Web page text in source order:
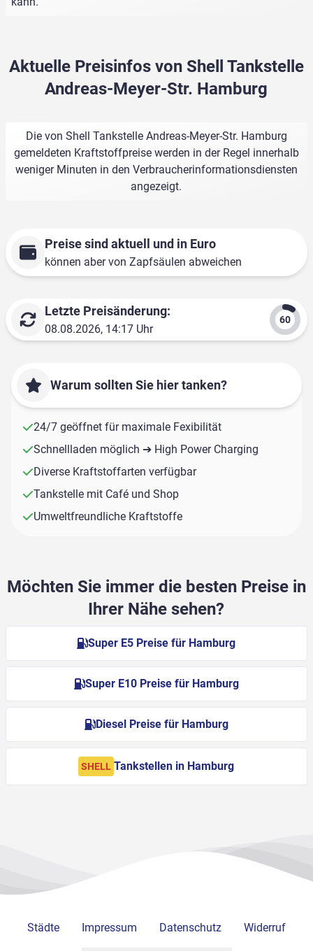
Aktuelle Preisinfos von Shell Tankstelle
Andreas-Meyer-Str. Hamburg
Die von Shell Tankstelle Andreas-Meyer-Str. Hamburg
gemeldeten Kraftstoffpreise werden in der Regel innerhalb
weniger Minuten in den Verbraucherinformationsdiensten
angezeigt.
Preise sind aktuell und in Euro
können aber von Zapfsäulen abweichen
Letzte Preisänderung:
08.08.2026, 14:17 Uhr
Warum sollten Sie hier tanken?
24/7 geöffnet für maximale Fexibilität
Schnellladen möglich ➔ High Power Charging
Diverse Kraftstoffarten verfügbar
Tankstelle mit Café und Shop
Umweltfreundliche Kraftstoffe
Möchten Sie immer die besten Preise in
Ihrer Nähe sehen?
Super E5 Preise für Hamburg
Super E10 Preise für Hamburg
Diesel Preise für Hamburg
SHELL Tankstellen in Hamburg
Städte Impressum Datenschutz Widerruf